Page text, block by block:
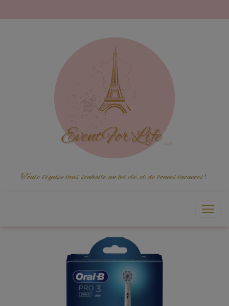
Toute l'équipe vous souhaite un bel été, et de bonnes vacances !